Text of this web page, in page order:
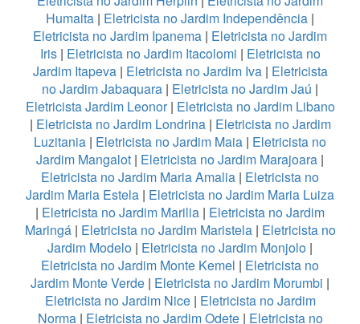
Humaita | Eletricista no Jardim Independência |
Eletricista no Jardim Ipanema | Eletricista no Jardim
Iris| Eletricista no Jardim Itacolomi | Eletricista no
Jardim Itapeva| Eletricista no Jardim Iva| Eletricista
no Jardim Jabaquara | Eletricista no Jardim Jaú |
Eletricista Jardim Leonor| Eletricista no Jardim Libano
| Eletricista no Jardim Londrina| Eletricista no Jardim
Luzitania | Eletricista no Jardim Maia | Eletricista no
Jardim Mangalot | Eletricista no Jardim Marajoara |
Eletricista no Jardim Maria Amalia | Eletricista no
Jardim Maria Estela | Eletricista no Jardim Maria Luiza
| Eletricista no Jardim Marilia | Eletricista no Jardim
Maringá| Eletricista no Jardim Maristela| Eletricista no
Jardim Modelo | Eletricista no Jardim Monjolo |
Eletricista no Jardim Monte Kemel | Eletricista no
Jardim Monte Verde | Eletricista no Jardim Morumbi |
Eletricista no Jardim Nice| Eletricista no Jardim
Norma| Eletricista no Jardim Odete| Eletricista no